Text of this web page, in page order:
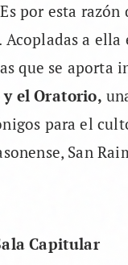
por esta
. Acopladas a ella
que se
el Oratorio,
para el
San
Capitular